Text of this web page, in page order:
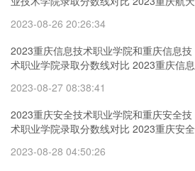
2023-08-26 20:26:34
2023重庆信息技术职业学院和重庆信息技
术职业学院录取分数线对比 2023重庆信息
2023-08-27 08:38:41
2023重庆安全技术职业学院和重庆安全技
术职业学院录取分数线对比 2023重庆安全
2023-08-28 04:50:26